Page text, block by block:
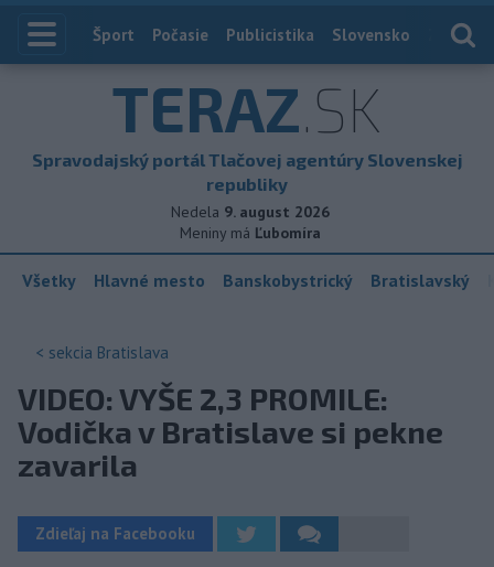
Index
Šport Počasie Publicistika Slovensko
TERAZ.SK
Spravodajský portál Tlačovej agentúry Slovenskej
republiky
Nedela 9. august 2026
Meniny má Ľubomíra
Všetky Hlavné mesto Banskobystrický Bratislavský
< sekcia Bratislava
VIDEO: VYŠE 2,3 PROMILE:
Vodička v Bratislave si pekne
zavarila
Zdieľaj na Facebooku